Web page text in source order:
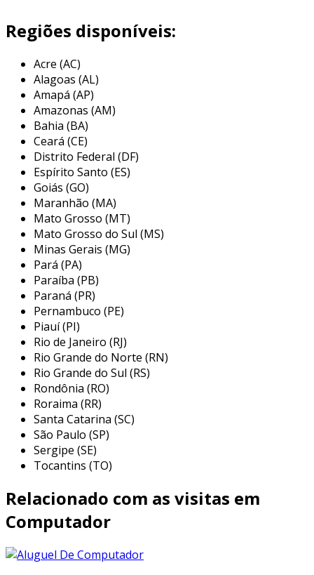
preventiva, quando realizada de forma
programada e regular, ou corretiva, que ocorre
em resposta a problemas específicos que
surgem durante o uso.
com a crescente dependência da tecnologia no
cotidiano, a manutenção de computadores
tornou-se uma necessidade para indivíduos e
empresas. um computador bem mantido não
só oferece melhor desempenho, mas também
reduz custos com reparos ou substituições não
planejadas. além disso, a manutenção
descomplica a detecção de problemas
potenciais antes que eles se tornem críticos.
principais serviços de manutenção
de computador em guarulhos
na cidade de guarulhos, diversos profissionais
e empresas oferecem serviços de manutenção
de computadores, atendendo tanto pessoas
físicas quanto jurídicas. os serviços mais
comuns incluem:
limpeza interna e externa:
poeira e sujeira acumulada que podem
causar superaquecimento e falhas no
funcionamento interno.
troca ou adição de componentes, como
memória ram ou disco rígido, para
aumentar o desempenho.
remoção de vírus e malware:
Regiões disponíveis:
Acre (AC)
Alagoas (AL)
Amapá (AP)
Amazonas (AM)
Bahia (BA)
Ceará (CE)
Distrito Federal (DF)
Espírito Santo (ES)
Goiás (GO)
Maranhão (MA)
Mato Grosso (MT)
Mato Grosso do Sul (MS)
Minas Gerais (MG)
Pará (PA)
Paraíba (PB)
Paraná (PR)
Pernambuco (PE)
Piauí (PI)
Rio de Janeiro (RJ)
Rio Grande do Norte (RN)
Rio Grande do Sul (RS)
Rondônia (RO)
Roraima (RR)
Santa Catarina (SC)
São Paulo (SP)
Sergipe (SE)
Tocantins (TO)
Relacionado com as visitas em
Computador